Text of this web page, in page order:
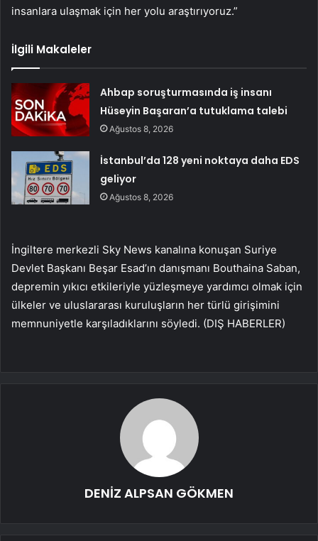
insanlara ulaşmak için her yolu araştırıyoruz.”
İlgili Makaleler
Ahbap soruşturmasında iş insanı
Hüseyin Başaran’a tutuklama talebi
Ağustos 8, 2026
İstanbul’da 128 yeni noktaya daha EDS
geliyor
Ağustos 8, 2026
İngiltere merkezli Sky News kanalına konuşan Suriye
Devlet Başkanı Beşar Esad’ın danışmanı Bouthaina Saban,
depremin yıkıcı etkileriyle yüzleşmeye yardımcı olmak için
ülkeler ve uluslararası kuruluşların her türlü girişimini
memnuniyetle karşıladıklarını söyledi. (DIŞ HABERLER)
DENİZ ALPSAN GÖKMEN